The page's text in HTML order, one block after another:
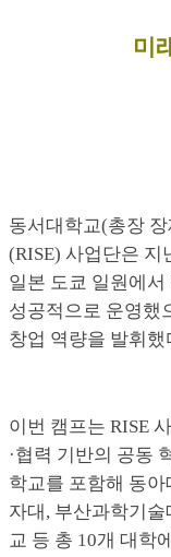
미
동서대학교(총장
(RISE) 사업단은 지
일본 도쿄 일원에서
성공적으로 운영했
창업 역량을 발휘
이번 캠프는 RISE
·협력 기반의 공동
학교를 포함해 동아
자대, 부산과학기
교 등 총 10개 대학